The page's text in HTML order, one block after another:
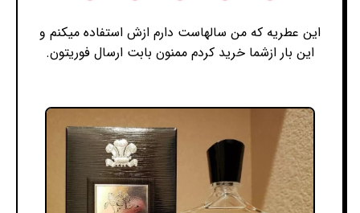
این عطریه که من سالهاست دارم ازش استفاده میکنم و
این بار ازشما خرید کردم ممنون بابت ارسال فوریتون.